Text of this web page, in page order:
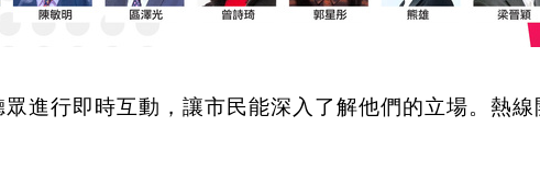
進行即時互動，讓市民能深入了解他們的立場。熱